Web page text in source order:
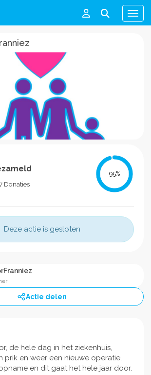
Menu
Donaties
95%
Deze actie is gesloten
Actie delen
de hele dag in het ziekenhuis,
prik en weer een nieuwe operatie,
en dit gaat het hele jaar door.